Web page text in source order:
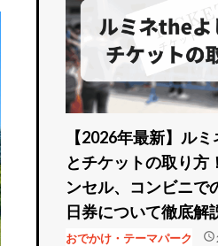
【2026年最新】ル
とチケットの取り方
ンセル、コンビニで
日券について徹底解
おでかけ・テーマパーク schedule